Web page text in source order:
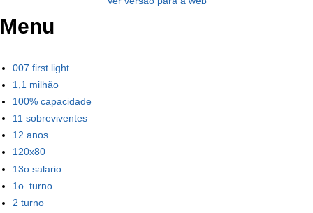
Menu
007 first light
1,1 milhão
100% capacidade
11 sobreviventes
12 anos
120x80
13o salario
1o_turno
2 turno